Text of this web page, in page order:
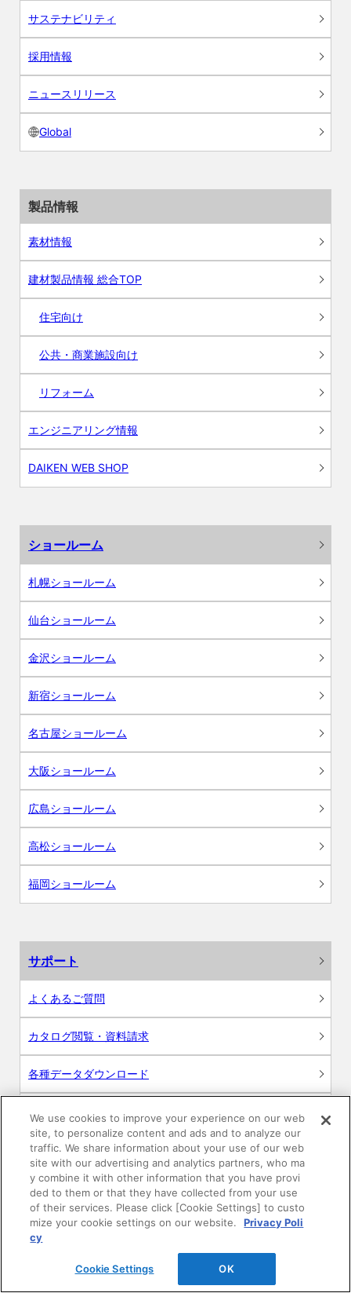
サステナビリティ
採用情報
ニュースリリース
Global
製品情報
素材情報
建材製品情報 総合TOP
住宅向け
公共・商業施設向け
リフォーム
エンジニアリング情報
DAIKEN WEB SHOP
ショールーム
札幌ショールーム
仙台ショールーム
金沢ショールーム
新宿ショールーム
名古屋ショールーム
大阪ショールーム
広島ショールーム
高松ショールーム
福岡ショールーム
サポート
よくあるご質問
カタログ閲覧・資料請求
各種データダウンロード
WEB見積・各種シミュレーション
交換用部品の購入
修理・点検
お問い合わせ
We use cookies to improve your experience on our web
site, to personalize content and ads and to analyze our
traffic. We share information about your use of our web
site with our advertising and analytics partners, who ma
y combine it with other information that you have provi
ded to them or that they have collected from your use
of their services. Please click [Cookie Settings] to custo
mize your cookie settings on our website.
Privacy Poli
cy
Cookie Settings OK